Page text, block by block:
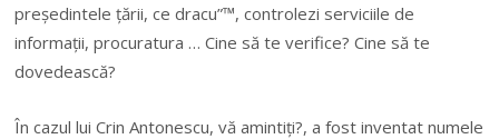
președintele țării, ce dracu”™, controlezi serviciile de
informații, procuratura … Cine să te verifice? Cine să te
dovedească?
În cazul lui Crin Antonescu, vă amintiți?, a fost inventat numele